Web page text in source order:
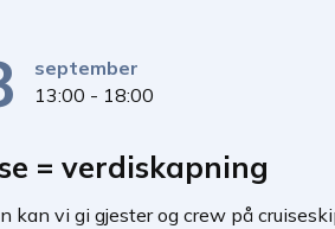
september
13:00 - 18:00
= verdiskapning
kan vi gi gjester og crew på